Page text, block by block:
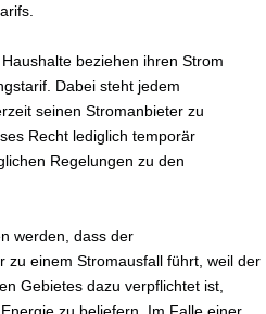
beziehen ihren Strom
Dabei steht jedem
seinen Stromanbieter zu
Recht lediglich temporär
Regelungen zu den
werden, dass der
zu einem Stromausfall führt, weil der
Gebietes dazu verpflichtet ist,
zu beliefern. Im Falle einer